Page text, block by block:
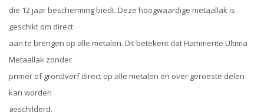
die 12 jaar bescherming biedt. Deze hoogwaardige metaallak is
geschikt om direct
aan te brengen op alle metalen. Dit betekent dat Hammerite Ultima
Metaallak zonder
primer of grondverf direct op alle metalen en over geroeste delen
kan worden
geschilderd.